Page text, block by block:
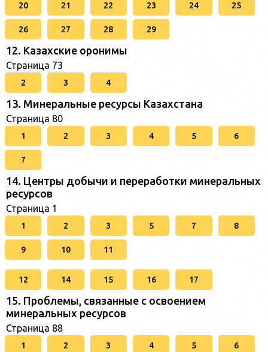
20 21 22 23 24 25
26 27 28 29
12. Казахские оронимы
Страница 73
2 3 4
13. Минеральные ресурсы Казахстана
Страница 80
1 2 3 4 5 6
7
14. Центры добычи и переработки минеральных
ресурсов
Страница 1
1 2 3 5 7 8
9 10 11
12 14 15 16 17
15. Проблемы, связанные с освоением
минеральных ресурсов
Страница 88
1 2 3 4 5 6